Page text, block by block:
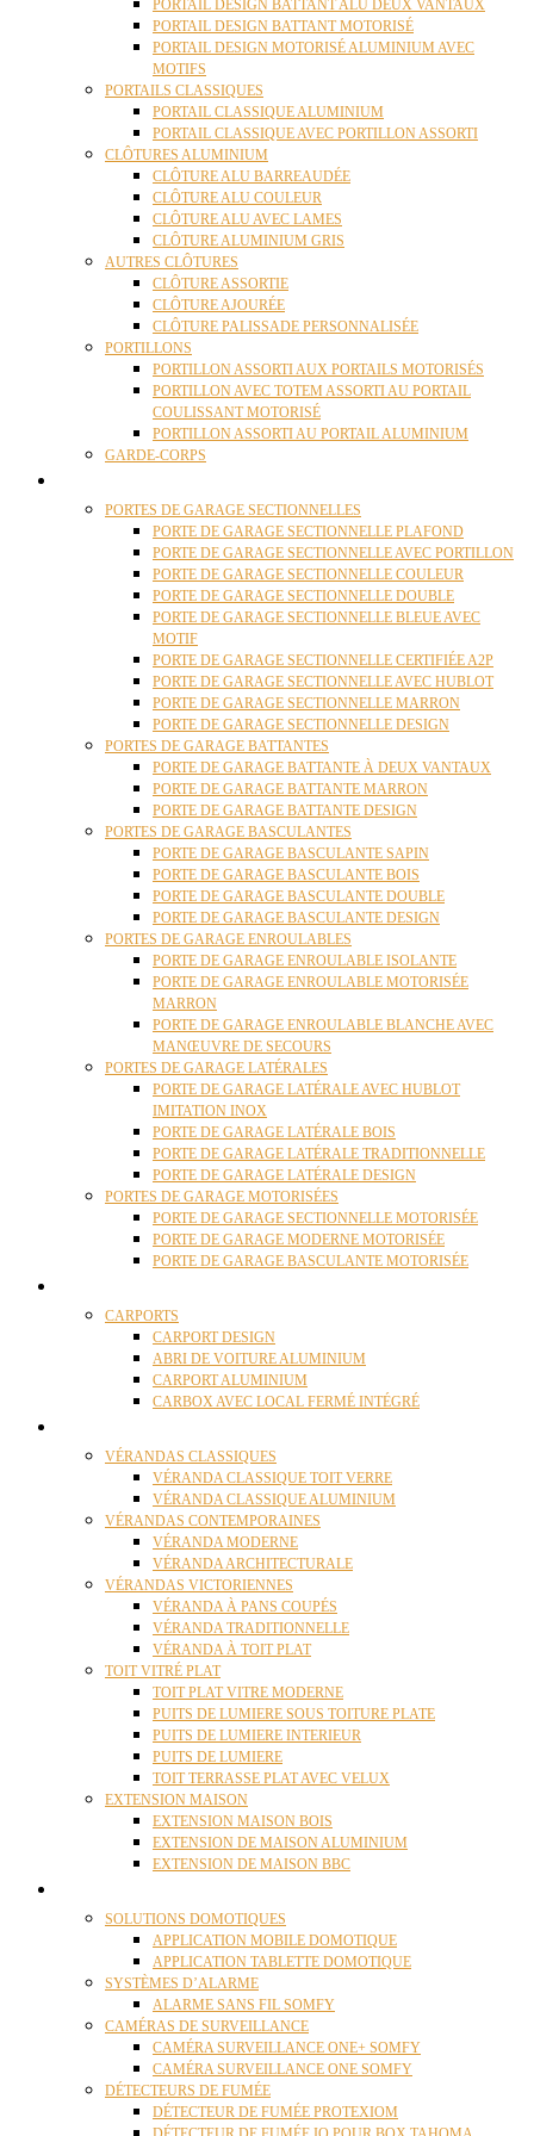
PORTAIL DESIGN BATTANT ALU DEUX VANTAUX
PORTAIL DESIGN BATTANT MOTORISÉ
PORTAIL DESIGN MOTORISÉ ALUMINIUM AVEC
MOTIFS
PORTAILS CLASSIQUES
PORTAIL CLASSIQUE ALUMINIUM
PORTAIL CLASSIQUE AVEC PORTILLON ASSORTI
CLÔTURES ALUMINIUM
CLÔTURE ALU BARREAUDÉE
CLÔTURE ALU COULEUR
CLÔTURE ALU AVEC LAMES
CLÔTURE ALUMINIUM GRIS
AUTRES CLÔTURES
CLÔTURE ASSORTIE
CLÔTURE AJOURÉE
CLÔTURE PALISSADE PERSONNALISÉE
PORTILLONS
PORTILLON ASSORTI AUX PORTAILS MOTORISÉS
PORTILLON AVEC TOTEM ASSORTI AU PORTAIL
COULISSANT MOTORISÉ
PORTILLON ASSORTI AU PORTAIL ALUMINIUM
GARDE-CORPS
PORTES DE GARAGE SECTIONNELLES
PORTE DE GARAGE SECTIONNELLE PLAFOND
PORTE DE GARAGE SECTIONNELLE AVEC PORTILLON
PORTE DE GARAGE SECTIONNELLE COULEUR
PORTE DE GARAGE SECTIONNELLE DOUBLE
PORTE DE GARAGE SECTIONNELLE BLEUE AVEC
MOTIF
PORTE DE GARAGE SECTIONNELLE CERTIFIÉE A2P
PORTE DE GARAGE SECTIONNELLE AVEC HUBLOT
PORTE DE GARAGE SECTIONNELLE MARRON
PORTE DE GARAGE SECTIONNELLE DESIGN
PORTES DE GARAGE BATTANTES
PORTE DE GARAGE BATTANTE À DEUX VANTAUX
PORTE DE GARAGE BATTANTE MARRON
PORTE DE GARAGE BATTANTE DESIGN
PORTES DE GARAGE BASCULANTES
PORTE DE GARAGE BASCULANTE SAPIN
PORTE DE GARAGE BASCULANTE BOIS
PORTE DE GARAGE BASCULANTE DOUBLE
PORTE DE GARAGE BASCULANTE DESIGN
PORTES DE GARAGE ENROULABLES
PORTE DE GARAGE ENROULABLE ISOLANTE
PORTE DE GARAGE ENROULABLE MOTORISÉE
MARRON
PORTE DE GARAGE ENROULABLE BLANCHE AVEC
MANŒUVRE DE SECOURS
PORTES DE GARAGE LATÉRALES
PORTE DE GARAGE LATÉRALE AVEC HUBLOT
IMITATION INOX
PORTE DE GARAGE LATÉRALE BOIS
PORTE DE GARAGE LATÉRALE TRADITIONNELLE
PORTE DE GARAGE LATÉRALE DESIGN
PORTES DE GARAGE MOTORISÉES
PORTE DE GARAGE SECTIONNELLE MOTORISÉE
PORTE DE GARAGE MODERNE MOTORISÉE
PORTE DE GARAGE BASCULANTE MOTORISÉE
CARPORTS
CARPORT DESIGN
ABRI DE VOITURE ALUMINIUM
CARPORT ALUMINIUM
CARBOX AVEC LOCAL FERMÉ INTÉGRÉ
VÉRANDAS CLASSIQUES
VÉRANDA CLASSIQUE TOIT VERRE
VÉRANDA CLASSIQUE ALUMINIUM
VÉRANDAS CONTEMPORAINES
VÉRANDA MODERNE
VÉRANDA ARCHITECTURALE
VÉRANDAS VICTORIENNES
VÉRANDA À PANS COUPÉS
VÉRANDA TRADITIONNELLE
VÉRANDA À TOIT PLAT
TOIT VITRÉ PLAT
TOIT PLAT VITRE MODERNE
PUITS DE LUMIERE SOUS TOITURE PLATE
PUITS DE LUMIERE INTERIEUR
PUITS DE LUMIERE
TOIT TERRASSE PLAT AVEC VELUX
EXTENSION MAISON
EXTENSION MAISON BOIS
EXTENSION DE MAISON ALUMINIUM
EXTENSION DE MAISON BBC
SOLUTIONS DOMOTIQUES
APPLICATION MOBILE DOMOTIQUE
APPLICATION TABLETTE DOMOTIQUE
SYSTÈMES D’ALARME
ALARME SANS FIL SOMFY
CAMÉRAS DE SURVEILLANCE
CAMÉRA SURVEILLANCE ONE+ SOMFY
CAMÉRA SURVEILLANCE ONE SOMFY
DÉTECTEURS DE FUMÉE
DÉTECTEUR DE FUMÉE PROTEXIOM